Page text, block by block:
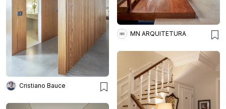
MN ARQUITETURA
Cristiano Bauce